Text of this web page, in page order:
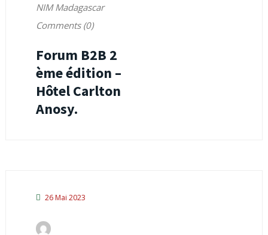
NIM Madagascar
Comments (0)
Forum B2B 2
ème édition –
Hôtel Carlton
Anosy.
26 Mai 2023